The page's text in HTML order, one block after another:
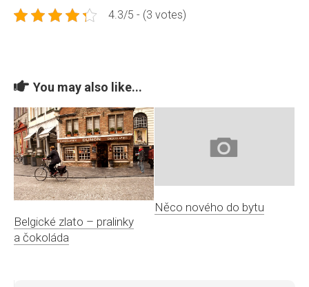
4.3/5 - (3 votes)
You may also like...
Belgické zlato – pralinky
a čokoláda
Něco nového do bytu